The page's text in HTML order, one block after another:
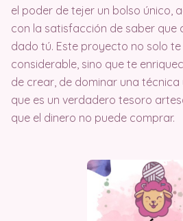
el poder de tejer un bolso único,
con la satisfacción de saber que
dado tú. Este proyecto no solo
considerable, sino que te
de crear, de dominar una
que es un verdadero tesoro
que el dinero no puede comprar.